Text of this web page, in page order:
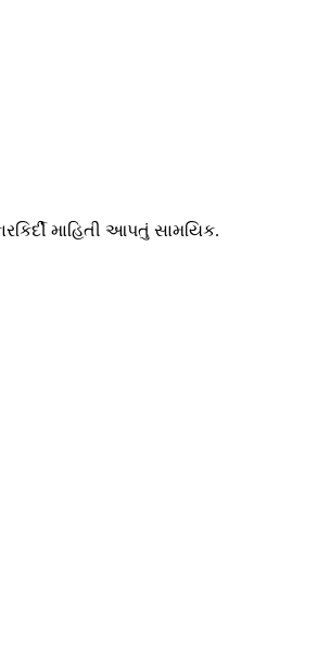
માહિતી આપતું સામયિક.